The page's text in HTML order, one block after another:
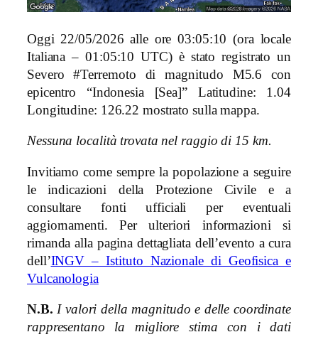
Oggi 22/05/2026 alle ore 03:05:10 (ora locale
Italiana – 01:05:10 UTC) è stato registrato un
Severo #Terremoto di magnitudo M5.6 con
epicentro “Indonesia [Sea]” Latitudine: 1.04
Longitudine: 126.22 mostrato sulla mappa.
Nessuna località trovata nel raggio di 15 km.
Invitiamo come sempre la popolazione a seguire
le indicazioni della Protezione Civile e a
consultare fonti ufficiali per eventuali
aggiornamenti. Per ulteriori informazioni si
rimanda alla pagina dettagliata dell’evento a cura
dell’INGV – Istituto Nazionale di Geofisica e
Vulcanologia
N.B. I valori della magnitudo e delle coordinate
rappresentano la migliore stima con i dati